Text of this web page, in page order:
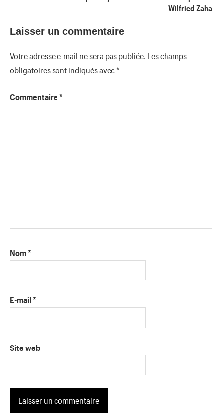
Wilfried Zaha
Laisser un commentaire
Votre adresse e-mail ne sera pas publiée. Les champs
obligatoires sont indiqués avec*
Commentaire *
Nom*
E-mail *
Site web